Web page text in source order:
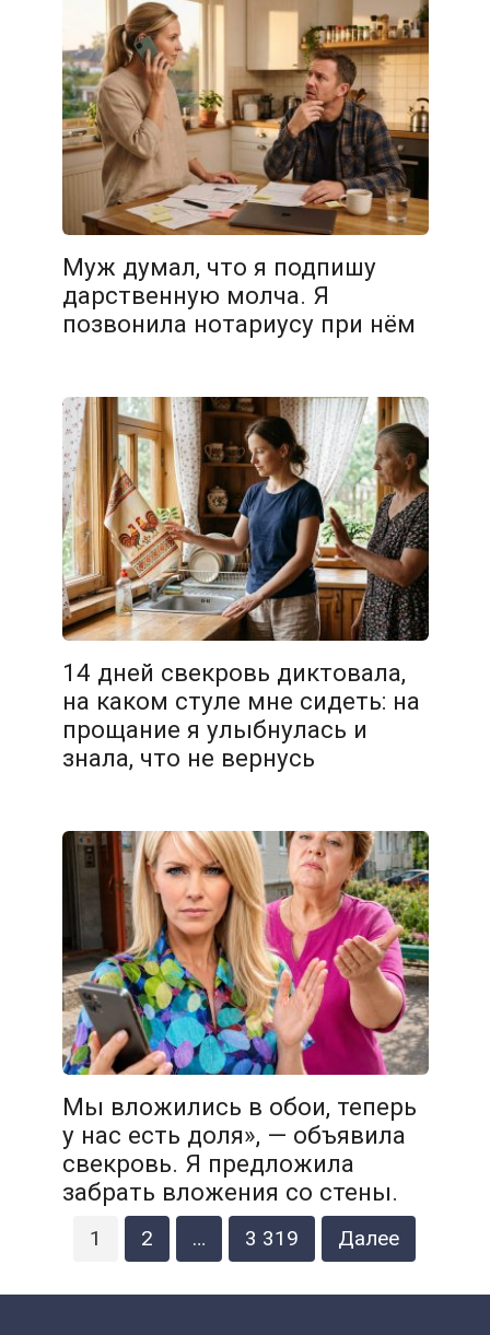
Муж думал, что я подпишу
дарственную молча. Я
позвонила нотариусу при нём
14 дней свекровь диктовала,
на каком стуле мне сидеть: на
прощание я улыбнулась и
знала, что не вернусь
Мы вложились в обои, теперь
у нас есть доля», — объявила
свекровь. Я предложила
забрать вложения со стены.
Навигация
1 2 … 3 319 Далее